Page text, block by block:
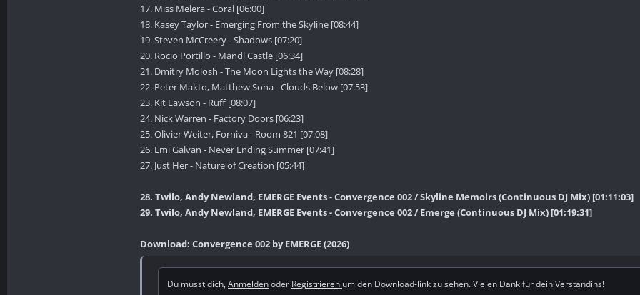
17. Miss Melera - Coral [06:00]
18. Kasey Taylor - Emerging From the Skyline [08:44]
19. Steven McCreery - Shadows [07:20]
20. Rocio Portillo - Mandl Castle [06:34]
21. Dmitry Molosh - The Moon Lights the Way [08:28]
22. Peter Makto, Matthew Sona - Clouds Below [07:53]
23. Kit Lawson - Ruff [08:07]
24. Nick Warren - Factory Doors [06:23]
25. Olivier Weiter, Forniva - Room 821 [07:08]
26. Emi Galvan - Never Ending Summer [07:41]
27. Just Her - Nature of Creation [05:44]
28. Twilo, Andy Newland, EMERGE Events - Convergence 002 / Skyline Memoirs (Continuous DJ Mix) [01:11:03]
29. Twilo, Andy Newland, EMERGE Events - Convergence 002 / Emerge (Continuous DJ Mix) [01:19:31]
Download: Convergence 002 by EMERGE (2026)
Du musst dich, Anmeldenoder Registrieren um den Download-link zu sehen. Vielen Dank für dein Verständins!